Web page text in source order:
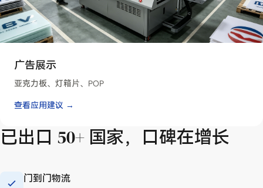
广告展示
亚克力板、灯箱片、POP
查看应用建议 →
已出口 50+ 国家，口碑在增长
门到门物流